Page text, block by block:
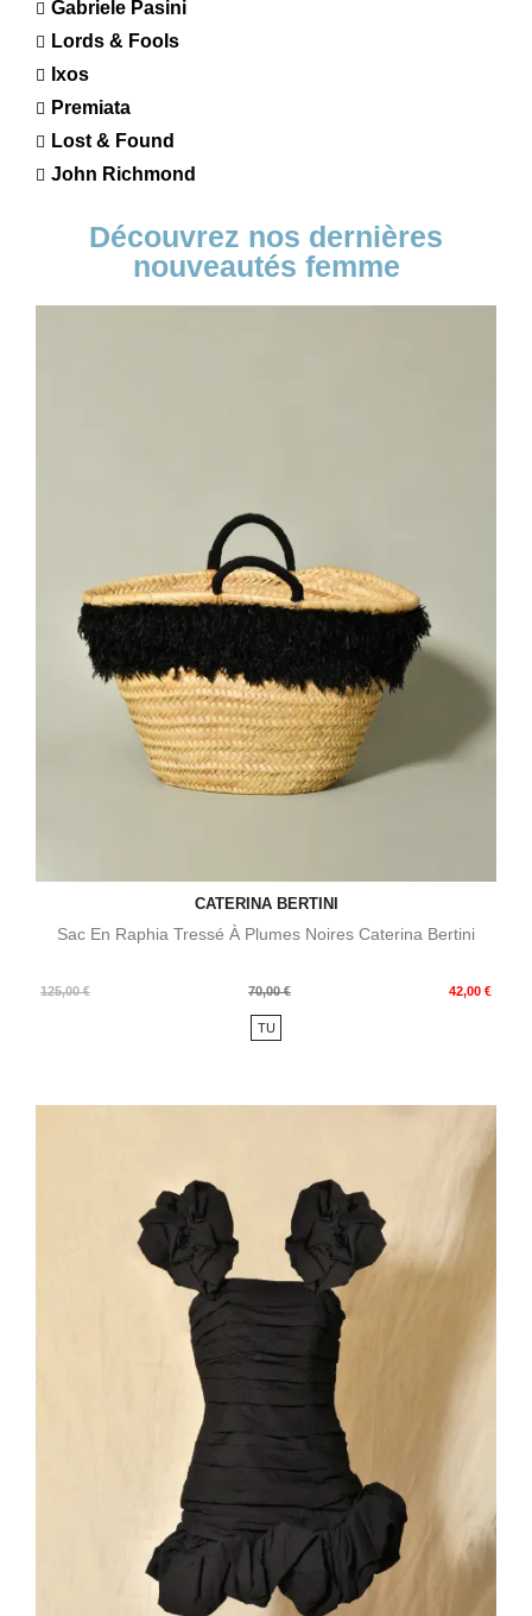
Gabriele Pasini
Lords & Fools
Ixos
Premiata
Lost & Found
John Richmond
Découvrez nos dernières
nouveautés femme
CATERINA BERTINI
Sac En Raphia Tressé À Plumes Noires Caterina Bertini
125,00 €
Prix
70,00 € 42,00 €
Prix
TU